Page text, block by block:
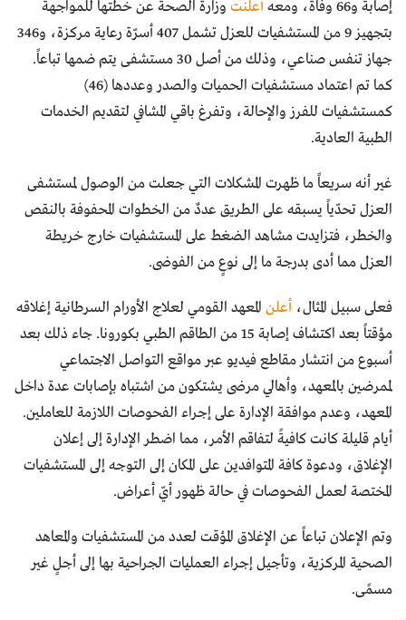
إصابة و66 وفاة، ومعه أعلنت وزارة الصحة عن خطتها للمواجهة
بتجهيز 9 من المستشفيات للعزل تشمل 407 أسرّة رعاية مركزة، و346
جهاز تنفس صناعي، وذلك من أصل 30 مستشفى يتم ضمها تباعاً.
كما تم اعتماد مستشفيات الحميات والصدر وعددها (46)
كمستشفيات للفرز والإحالة، وتفرغ باقي المشافي لتقديم الخدمات
الطبية العادية.
غير أنه سريعاً ما ظهرت المشكلات التي جعلت من الوصول لمستشفى
العزل تحدّياً يسبقه على الطريق عددٌ من الخطوات المحفوفة بالنقص
والخطر، فتزايدت مشاهد الضغط على المستشفيات خارج خريطة
العزل مما أدى بدرجة ما إلى نوعٍ من الفوضى.
فعلى سبيل المثال، أعلن المعهد القومي لعلاج الأورام السرطانية إغلاقه
مؤقتاً بعد اكتشاف إصابة 15 من الطاقم الطبي بكورونا. جاء ذلك بعد
أسبوع من انتشار مقاطع فيديو عبر مواقع التواصل الاجتماعي
لممرضين بالمعهد، وأهالي مرضى يشتكون من اشتباه بإصابات عدة داخل
المعهد، وعدم موافقة الإدارة على إجراء الفحوصات اللازمة للعاملين.
أيام قليلة كانت كافيةً لتفاقم الأمر، مما اضطر الإدارة إلى إعلان
الإغلاق، ودعوة كافة المتوافدين على المكان إلى التوجه إلى المستشفيات
المختصة لعمل الفحوصات في حالة ظهور أيّ أعراض.
وتم الإعلان تباعاً عن الإغلاق المؤقت لعدد من المستشفيات والمعاهد
الصحية المركزية، وتأجيل إجراء العمليات الجراحية بها إلى أجلٍ غير
مسمًى.